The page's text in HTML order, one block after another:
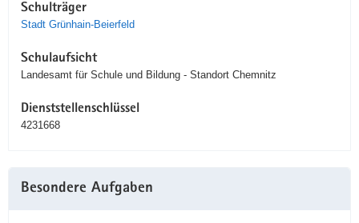
Schulträger
Stadt Grünhain-Beierfeld
Schulaufsicht
Landesamt für Schule und Bildung - Standort Chemnitz
Dienststellenschlüssel
4231668
Besondere Aufgaben